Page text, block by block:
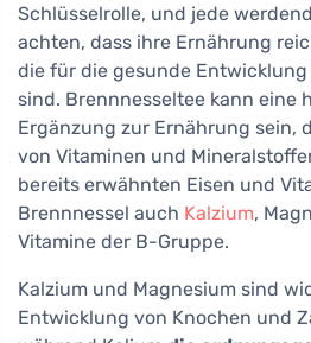
Schlüsselrolle, und jede
achten, dass ihre Ernährung
die für die gesunde
sind. Brennnesseltee kann eine
Ergänzung zur Ernährung sein,
von Vitaminen und
bereits erwähnten Eisen und
Brennnessel auch Kalzium,
Vitamine der B-Gruppe.
Kalzium und Magnesium sind
Entwicklung von Knochen und